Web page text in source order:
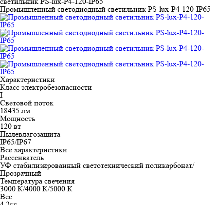
Промышленный светодиодный светильник PS-lux-P4-120-IP65
Характеристики
Класс электробезопасности
I
Световой поток
18435 лм
Мощность
120 вт
Пылевлагозащита
IP65/IP67
Все характеристики
Рассеиватель
УФ стабилизированный светотехнический поликарбонат/
Прозрачный
Температура свечения
3000 К/4000 К/5000 К
Вес